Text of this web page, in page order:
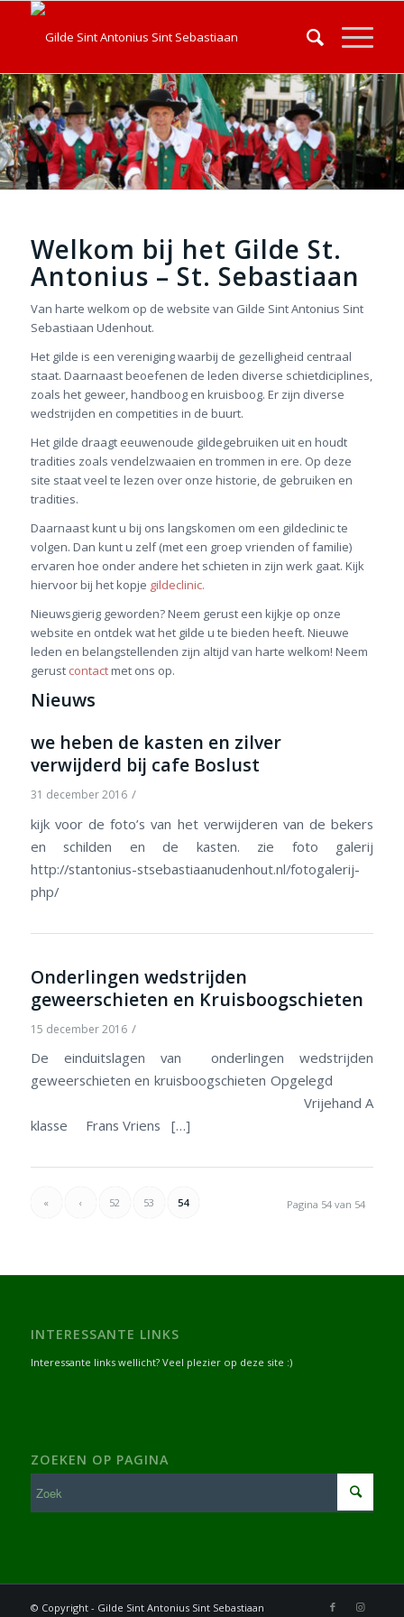
Welkom bij het Gilde St.
Antonius – St. Sebastiaan
Van harte welkom op de website van Gilde Sint Antonius Sint
Sebastiaan Udenhout.
Het gilde is een vereniging waarbij de gezelligheid centraal
staat. Daarnaast beoefenen de leden diverse schietdiciplines,
zoals het geweer, handboog en kruisboog. Er zijn diverse
wedstrijden en competities in de buurt.
Het gilde draagt eeuwenoude gildegebruiken uit en houdt
tradities zoals vendelzwaaien en trommen in ere. Op deze
site staat veel te lezen over onze historie, de gebruiken en
tradities.
Daarnaast kunt u bij ons langskomen om een gildeclinic te
volgen. Dan kunt u zelf (met een groep vrienden of familie)
ervaren hoe onder andere het schieten in zijn werk gaat. Kijk
hiervoor bij het kopje gildeclinic.
Nieuwsgierig geworden? Neem gerust een kijkje op onze
website en ontdek wat het gilde u te bieden heeft. Nieuwe
leden en belangstellenden zijn altijd van harte welkom! Neem
gerust contactmet ons op.
Nieuws
we heben de kasten en zilver
verwijderd bij cafe Boslust
31 december 2016 /
kijk voor de foto’s van het verwijderen van de bekers
en schilden en de kasten. zie foto galerij
http://stantonius-stsebastiaanudenhout.nl/fotogalerij-
php/
Onderlingen wedstrijden
geweerschieten en Kruisboogschieten
15 december 2016 /
De einduitslagen van onderlingen wedstrijden
geweerschieten en kruisboogschieten Opgelegd
Vrijehand A
klasse Frans Vriens […]
Pagina 54 van 54
« ‹ 52 53 54
INTERESSANTE LINKS
Interessante links wellicht? Veel plezier op deze site :)
ZOEKEN OP PAGINA
© Copyright - Gilde Sint Antonius Sint Sebastiaan